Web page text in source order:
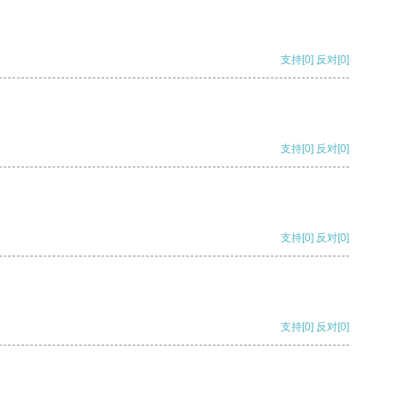
支持[0] 反对[0]
支持[0] 反对[0]
支持[0] 反对[0]
支持[0] 反对[0]